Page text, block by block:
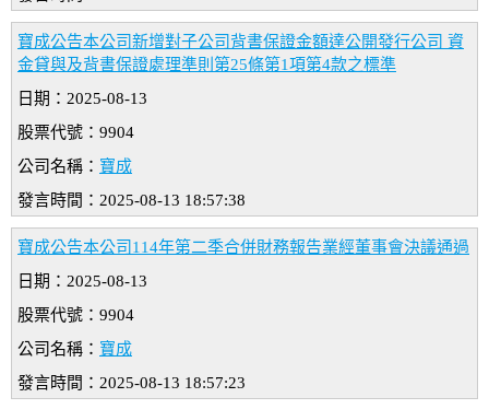
寶成公告本公司新增對子公司背書保證金額達公開發行公司 資
金貸與及背書保證處理準則第25條第1項第4款之標準
日期：2025-08-13
股票代號：9904
公司名稱： 寶成
發言時間：2025-08-13 18:57:38
寶成公告本公司114年第二季合併財務報告業經董事會決議通過
日期：2025-08-13
股票代號：9904
公司名稱： 寶成
發言時間：2025-08-13 18:57:23